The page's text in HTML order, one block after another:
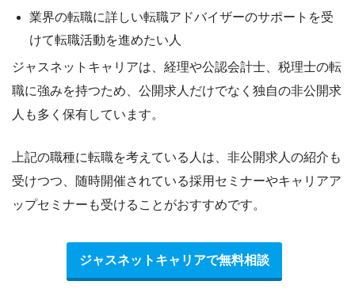
業界の転職に詳しい転職アドバイザーのサポートを受
けて転職活動を進めたい人
ジャスネットキャリアは、経理や公認会計士、税理士の転
職に強みを持つため、公開求人だけでなく 独自の非公開求
人も多く保有しています。
上記の職種に転職を考えている人は、非公開求人の紹介も
受けつつ、随時開催されている採用セミナーやキャリアア
ップセミナー も受けることがおすすめです。
ジャスネットキャリアで無料相談